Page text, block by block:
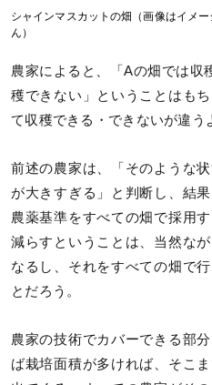
シャインマスカットの畑（画像はイメ
ん）
農家によると、「Aの畑では収
穫できない」ということはも
て収穫できる・できないが違う
前述の農家は、「そのような
が大きすぎる」と判断し、結
農薬基準をすべての畑で採用
減らすということは、当然な
なるし、それをすべての畑で
とだろう。
農家の技術でカバーできる部
ば栽培面積が多ければ、そこ